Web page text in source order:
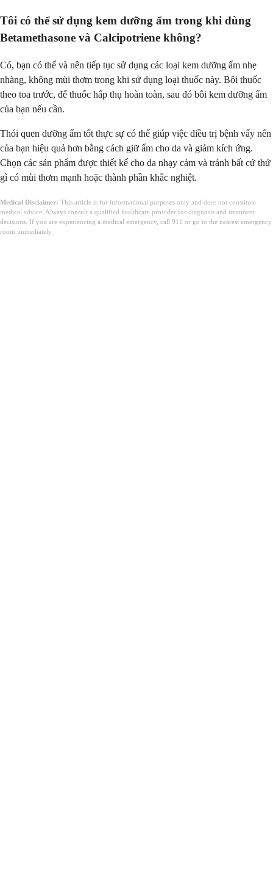
Tôi có thể sử dụng kem dưỡng ẩm trong khi dùng
Betamethasone và Calcipotriene không?
Có, bạn có thể và nên tiếp tục sử dụng các loại kem dưỡng ẩm nhẹ
nhàng, không mùi thơm trong khi sử dụng loại thuốc này. Bôi thuốc
theo toa trước, để thuốc hấp thụ hoàn toàn, sau đó bôi kem dưỡng ẩm
của bạn nếu cần.
Thói quen dưỡng ẩm tốt thực sự có thể giúp việc điều trị bệnh vẩy nến
của bạn hiệu quả hơn bằng cách giữ ẩm cho da và giảm kích ứng.
Chọn các sản phẩm được thiết kế cho da nhạy cảm và tránh bất cứ thứ
gì có mùi thơm mạnh hoặc thành phần khắc nghiệt.
Medical Disclaimer: This article is for informational purposes only and does not constitute
medical advice. Always consult a qualified healthcare provider for diagnosis and treatment
decisions. If you are experiencing a medical emergency, call 911 or go to the nearest emergency
room immediately.